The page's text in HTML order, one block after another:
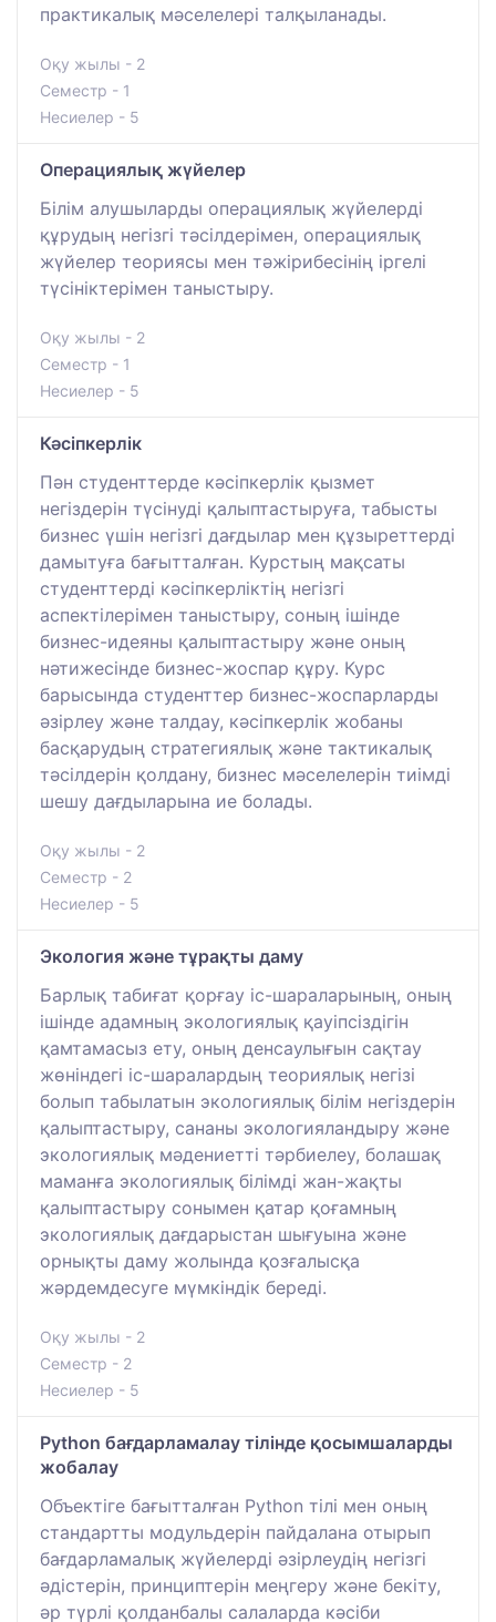
практикалық мәселелері талқыланады.
Оқу жылы - 2
Семестр - 1
Несиелер - 5
Операциялық жүйелер
Білім алушыларды операциялық жүйелерді
құрудың негізгі тәсілдерімен, операциялық
жүйелер теориясы мен тәжірибесінің іргелі
түсініктерімен таныстыру.
Оқу жылы - 2
Семестр - 1
Несиелер - 5
Кәсіпкерлік
Пән студенттерде кәсіпкерлік қызмет
негіздерін түсінуді қалыптастыруға, табысты
бизнес үшін негізгі дағдылар мен құзыреттерді
дамытуға бағытталған. Курстың мақсаты
студенттерді кәсіпкерліктің негізгі
аспектілерімен таныстыру, соның ішінде
бизнес-идеяны қалыптастыру және оның
нәтижесінде бизнес-жоспар құру. Курс
барысында студенттер бизнес-жоспарларды
әзірлеу және талдау, кәсіпкерлік жобаны
басқарудың стратегиялық және тактикалық
тәсілдерін қолдану, бизнес мәселелерін тиімді
шешу дағдыларына ие болады.
Оқу жылы - 2
Семестр - 2
Несиелер - 5
Экология және тұрақты даму
Барлық табиғат қорғау іс-шараларының, оның
ішінде адамның экологиялық қауіпсіздігін
қамтамасыз ету, оның денсаулығын сақтау
жөніндегі іс-шаралардың теориялық негізі
болып табылатын экологиялық білім негіздерін
қалыптастыру, сананы экологияландыру және
экологиялық мәдениетті тәрбиелеу, болашақ
маманға экологиялық білімді жан-жақты
қалыптастыру сонымен қатар қоғамның
экологиялық дағдарыстан шығуына және
орнықты даму жолында қозғалысқа
жәрдемдесуге мүмкіндік береді.
Оқу жылы - 2
Семестр - 2
Несиелер - 5
Python бағдарламалау тілінде қосымшаларды
жобалау
Объектіге бағытталған Python тілі мен оның
стандартты модульдерін пайдалана отырып
бағдарламалық жүйелерді әзірлеудің негізгі
әдістерін, принциптерін меңгеру және бекіту,
әр түрлі қолданбалы салаларда кәсіби